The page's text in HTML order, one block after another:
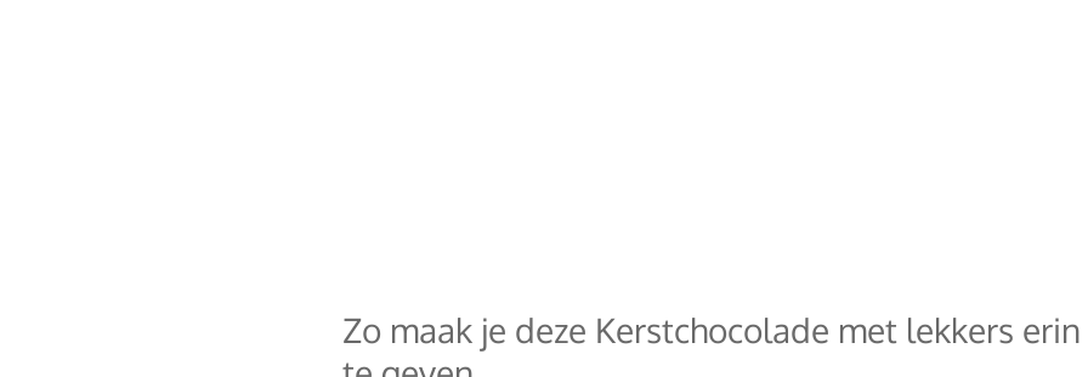
Zo maak je deze Kerstchocolade met lekkers